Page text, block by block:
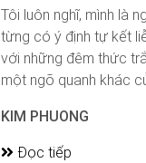
Tôi luôn nghĩ, mình là
từng có ý định tự kết
với những đêm thức
một ngõ quanh khác
KIM PHUONG
Đọc tiếp